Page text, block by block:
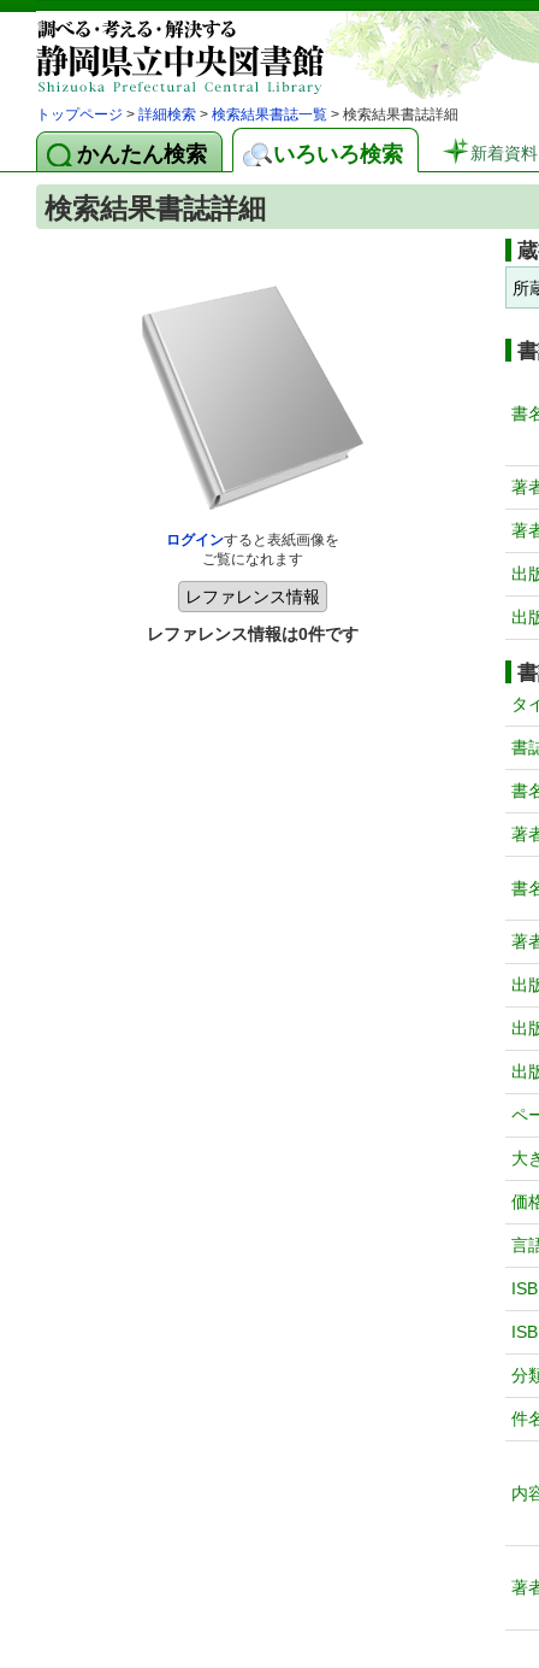
トップページ > 詳細検索 > 検索結果書誌一覧 > 検索結果書誌詳細
かんたん検索 いろいろ検索 新着資料
検索結果書誌詳細
ログインすると表紙画像を
ご覧になれます
レファレンス情報は0件です
所
書
著
著
出
出
タ
書
書
著
書
著
出
出
出
ペ
大
価
言
分
件
内
著